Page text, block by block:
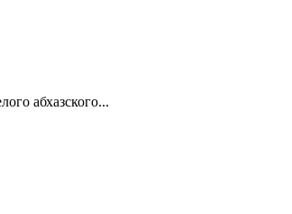
абхазского...